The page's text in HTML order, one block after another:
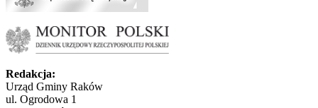
Redakcja:
Urząd Gminy Raków
ul. Ogrodowa 1